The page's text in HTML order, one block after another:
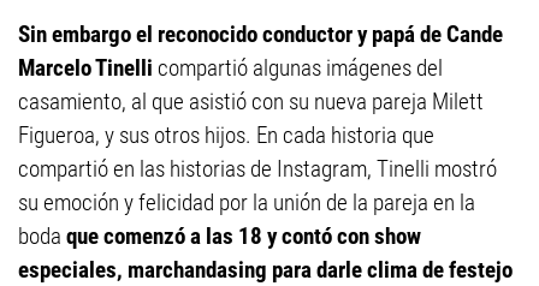
Sin embargo el reconocido conductor y papá de Cande
Marcelo Tinelli compartió algunas imágenes del
casamiento, al que asistió con su nueva pareja Milett
Figueroa, y sus otros hijos. En cada historia que
compartió en las historias de Instagram, Tinelli mostró
su emoción y felicidad por la unión de la pareja en la
boda que comenzó a las 18 y contó con show
especiales, marchandasing para darle clima de festejo